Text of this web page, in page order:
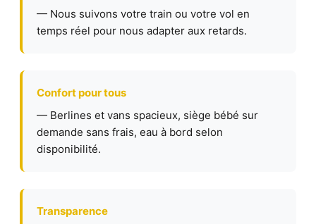
— Nous suivons votre train ou votre vol en
temps réel pour nous adapter aux retards.
Confort pour tous
— Berlines et vans spacieux, siège bébé sur
demande sans frais, eau à bord selon
disponibilité.
Transparence